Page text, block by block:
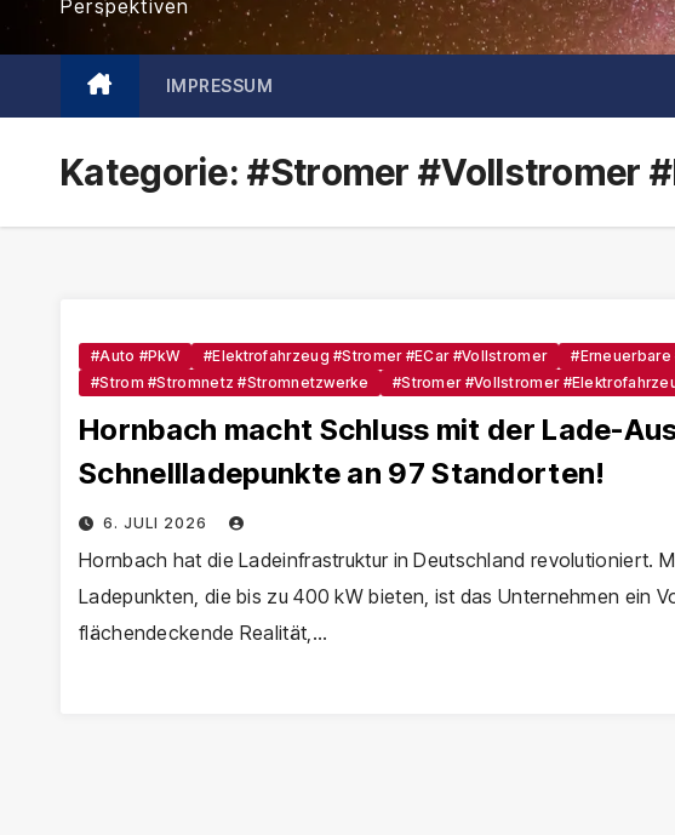
Perspektiven
IMPRESSUM
Kategorie:#Stromer #Vollstromer
#Auto #PkW #Elektrofahrzeug #Stromer #eCar #Vollstromer
#Erneuerbare
#Strom #Stromnetz #Stromnetzwerke
#Stromer #Vollstromer
Hornbach macht Schluss mit der Lade-
Schnellladepunkte an 97 Standorten!
6. JULI 2026
Hornbach hat die Ladeinfrastruktur in Deutschland revolutioniert.
Ladepunkten, die bis zu 400 kW bieten, ist das Unternehmen ein
flächendeckende Realität,…